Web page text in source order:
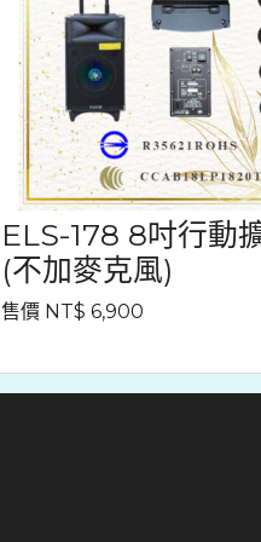
ELS-178 8吋行動
(不加麥克風)
售價 NT$ 6,900